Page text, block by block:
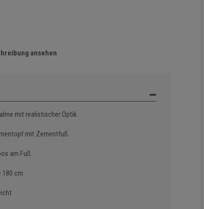
ansehen
mit realistischer Optik
mit Zementfuß
am Fuß
180 cm